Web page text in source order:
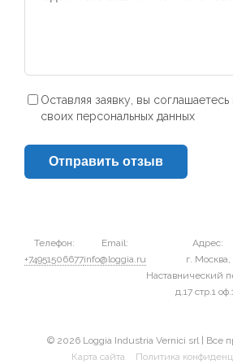
Оставляя заявку, вы
своих персональных данных
Отправить отзыв
Телефон:
+74951506677
Email:
info@loggia.ru
Адрес:
г. Москва,
Наставнический
д.17 стр.1
© 2026 Loggia Industria Vernici srl | Все
Карта сайта
Политика